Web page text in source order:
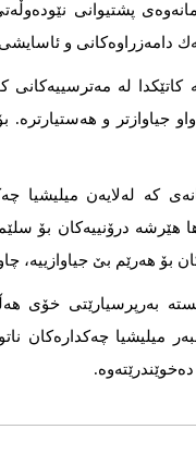
پشتیوانی
دامەزراوەكانی و
لە
جیاوازتر و هەستیارترە.
کە لەلایەن میلیشیا
هێرشە درۆنییەکان بۆ
بۆ هەرێم بێ جیاوازییە،
بەرپرسیارێتی خۆی
میلیشیا چەکدارەکان